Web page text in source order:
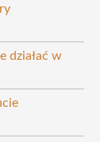
działać w